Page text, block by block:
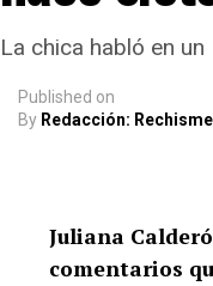
La chica habló en un
Published on
By Redacción:
Juliana
comentarios